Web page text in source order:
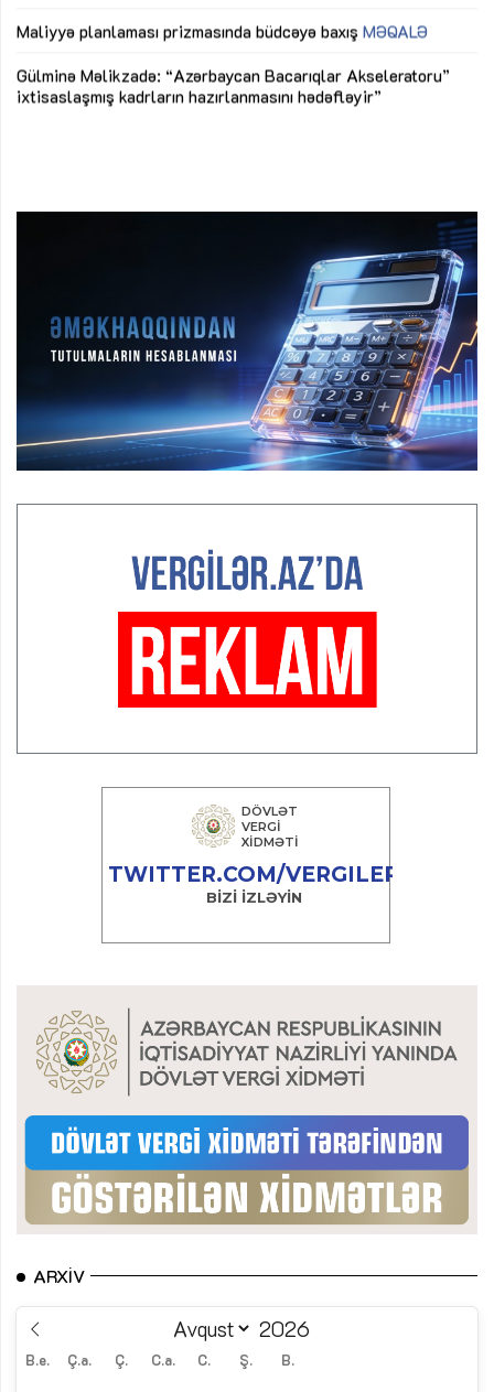
Maliyyə planlaması prizmasında büdcəyə baxış MƏQALƏ
Gülminə Məlikzadə: “Azərbaycan Bacarıqlar Akseleratoru”
ixtisaslaşmış kadrların hazırlanmasını hədəfləyir”
ARXIV
B.e. Ç.a. Ç. C.a. C. Ş. B.